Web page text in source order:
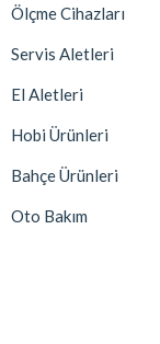
Ölçme Cihazları
Servis Aletleri
El Aletleri
Hobi Ürünleri
Bahçe Ürünleri
Oto Bakım